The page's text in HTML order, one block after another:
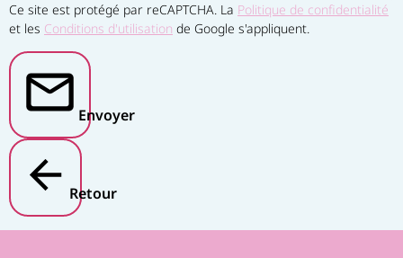
Ce site est protégé par reCAPTCHA. La Politique de confidentialité
et les Conditions d'utilisation de Google s'appliquent.
Envoyer
Retour